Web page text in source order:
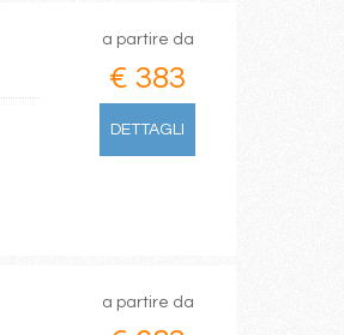
a partire da
€ 383
DETTAGLI
a partire da